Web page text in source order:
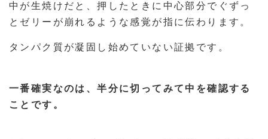
中が生焼けだと、押したときに中心部分でぐずっ
とゼリーが崩れるような感覚が指に伝わります。
タンパク質が凝固し始めていない証拠です。
一番確実なのは、半分に切ってみて中を確認する
ことです。